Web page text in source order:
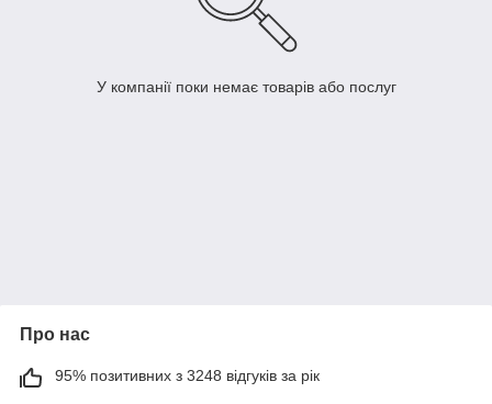
У компанії поки немає товарів або послуг
Про нас
95% позитивних з 3248 відгуків за рік